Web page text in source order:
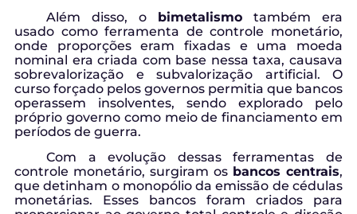
Além disso, o bimetalismo também era
usado como ferramenta de controle monetário,
onde proporções eram fixadas e uma moeda
nominal era criada com base nessa taxa, causava
sobrevalorização e subvalorização artificial. O
curso forçado pelos governos permitia que bancos
operassem insolventes, sendo explorado pelo
próprio governo como meio de financiamento em
períodos de guerra.
Com a evolução dessas ferramentas de
controle monetário, surgiram os bancos centrais,
que detinham o monopólio da emissão de cédulas
monetárias. Esses bancos foram criados para